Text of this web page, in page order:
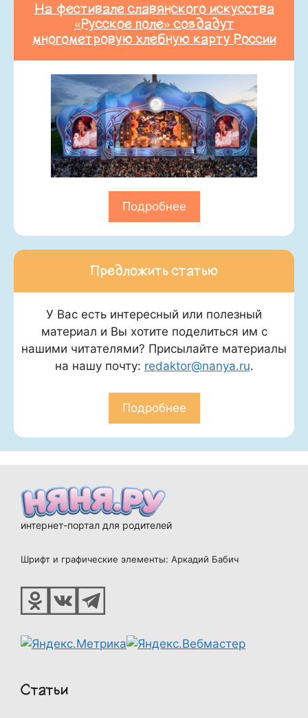
На фестивале славянского искусства
«Русское поле» создадут
многометровую хлебную карту России
Подробнее
Предложить статью
У Вас есть интересный или полезный
материал и Вы хотите поделиться им с
нашими читателями? Присылайте материалы
на нашу почту: redaktor@nanya.ru.
Подробнее
интернет-портал для родителей
Шрифт и графические элементы: Аркадий Бабич
Статьи